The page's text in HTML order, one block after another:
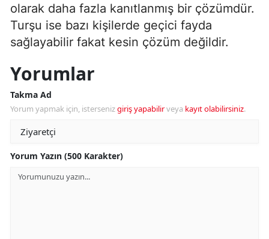
olarak daha fazla kanıtlanmış bir çözümdür.
Turşu ise bazı kişilerde geçici fayda
sağlayabilir fakat kesin çözüm değildir.
Yorumlar
Takma Ad
Yorum yapmak için, istersenizgiriş yapabilirveya kayıt olabilirsiniz.
Yorum Yazın (500 Karakter)